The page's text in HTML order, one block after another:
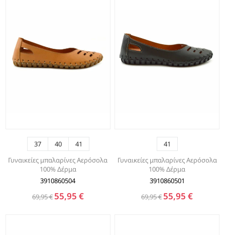
37 40
41
Γυναικείες μπαλαρίνες Αερόσολα
100% Δέρμα
3910860504
69,95 € 55,95 €
41
Γυναικείες μπαλαρίνες Αερόσολα
100% Δέρμα
3910860501
69,95 € 55,95 €